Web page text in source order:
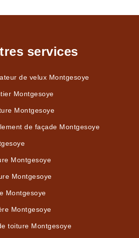
services
de velux Montgesoye
Montgesoye
Montgesoye
de façade Montgesoye
Montgesoye
Montgesoye
Montgesoye
Montgesoye
toiture Montgesoye